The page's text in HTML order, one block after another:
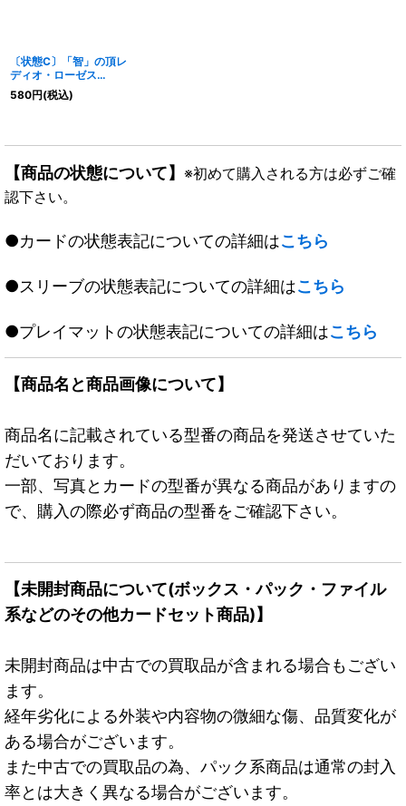
〔状態C〕「智」の頂レ
ディオ・ローゼス
【SR】{DMR05S2/S7}
《無》
580円(税込)
【商品の状態について】 ※初めて購入される方は必ずご確
認下さい。
●カードの状態表記についての詳細はこちら
●スリーブの状態表記についての詳細はこちら
●プレイマットの状態表記についての詳細はこちら
【商品名と商品画像について】
商品名に記載されている型番の商品を発送させていた
だいております。
一部、写真とカードの型番が異なる商品がありますの
で、購入の際必ず商品の型番をご確認下さい。
【未開封商品について(ボックス・パック・ファイル
系などのその他カードセット商品)】
未開封商品は中古での買取品が含まれる場合もござい
ます。
経年劣化による外装や内容物の微細な傷、品質変化が
ある場合がございます。
また中古での買取品の為、パック系商品は通常の封入
率とは大きく異なる場合がございます。